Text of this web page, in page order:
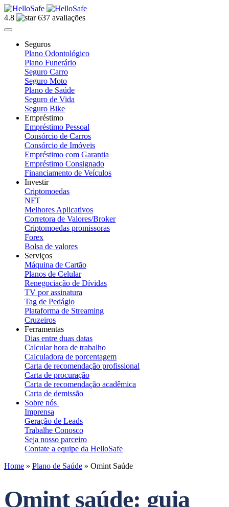
4.8 637 avaliações
Seguros
Plano Odontológico
Plano Funerário
Seguro Carro
Seguro Moto
Plano de Saúde
Seguro de Vida
Seguro Bike
Empréstimo
Empréstimo Pessoal
Consórcio de Carros
Consórcio de Imóveis
Empréstimo com Garantia
Empréstimo Consignado
Financiamento de Veículos
Investir
Criptomoedas
NFT
Melhores Aplicativos
Corretora de Valores/Broker
Criptomoedas promissoras
Forex
Bolsa de valores
Serviços
Máquina de Cartão
Planos de Celular
Renegociação de Dívidas
TV por assinatura
Tag de Pedágio
Plataforma de Streaming
Cruzeiros
Ferramentas
Dias entre duas datas
Calcular hora de trabalho
Calculadora de porcentagem
Carta de recomendação profissional
Carta de procuração
Carta de recomendação acadêmica
Carta de demissão
Sobre nós
Imprensa
Geração de Leads
Trabalhe Conosco
Seja nosso parceiro
Contate a equipe da HelloSafe
Home » Plano de Saúde » Omint Saúde
Omint saúde: guia